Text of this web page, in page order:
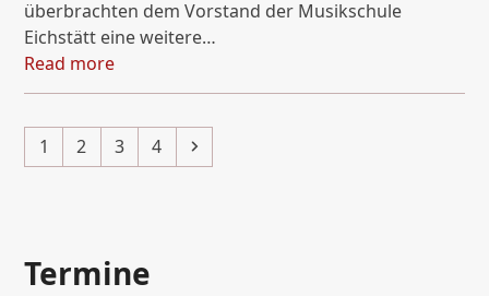
überbrachten dem Vorstand der Musikschule
Eichstätt eine weitere…
Read more
Page
1 Page
2 Page
3 Page
4 Next
Termine